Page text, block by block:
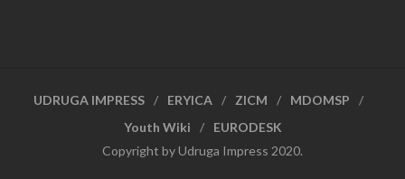
UDRUGA IMPRESS ERYICA ZICM
MDOMSP
Youth Wiki
EURODESK
Copyright by Udruga Impress 2020.